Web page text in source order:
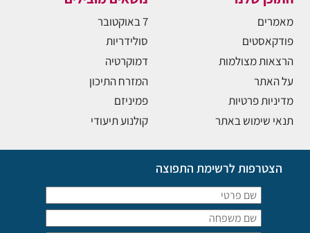
מאמרים
פודקאסטים
הרצאות מצולמות
על האתר
מדיניות פרטיות
תנאי שימוש באתר
7 באוקטובר
סולידריות
דמוקרטיה
המזרח התיכון
פמיניזם
קולנוע תיעודי
הצטרפות לרשימת התפוצה